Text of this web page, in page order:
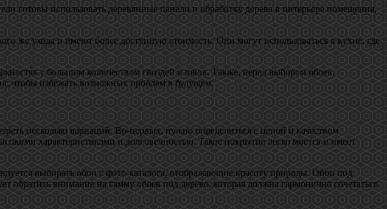
готовы использовать деревянные панели и обработку дерева в интерьере помещения,
же ухода и имеют более доступную стоимость. Они могут использоваться в кухне, где
с большим количеством гвоздей и швов. Также, перед выбором обоев,
чтобы избежать возможных проблем в будущем.
несколько вариаций. Во-первых, нужно определиться с ценой и качеством
характеристиками и долговечностью. Такое покрытие легко моется и имеет
выбирать обои с фото-каталога, отображающие красоту природы. Обои под
внимание на гамму обоев под дерево, которая должна гармонично сочетаться